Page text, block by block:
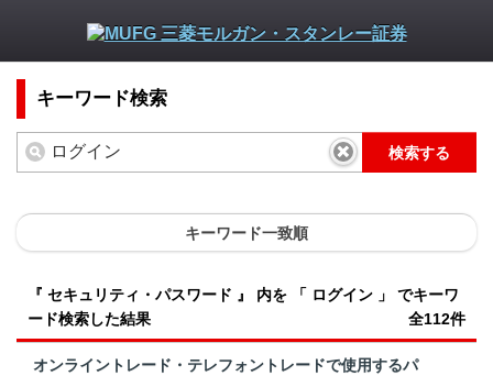
キーワード検索
検索する
キーワード一致順
『 セキュリティ・パスワード 』 内を 「 ログイン 」 でキーワ
ード検索した結果
全112件
オンライントレード・テレフォントレードで使用するパ